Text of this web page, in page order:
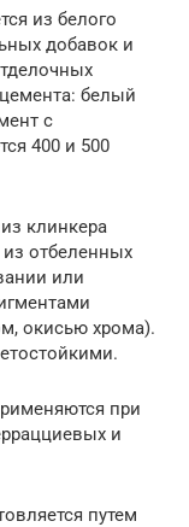
из белого
добавок и
белый
с
400 и 500
клинкера
из отбеленных
или
окисью хрома).
при
и
путем